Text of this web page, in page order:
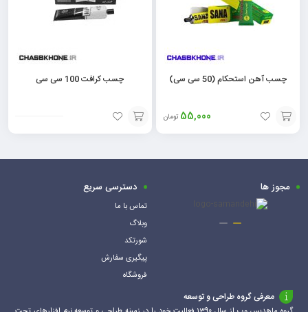
چسب آهن استحکام (50 سی سی)
55,000 تومان
افزودن
به
چسب کرافت 100 سی سی
افزودن
به
مجوز ها دسترسی سریع
تماس با ما
وبلاگ
شورتکد
پیگیری سفارش
فروشگاه
معرفی گروه طراحی و توسعه